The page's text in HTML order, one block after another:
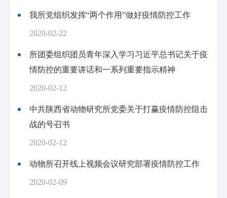
我所党组织发挥“两个作用”做好疫情防控工作
2020-02-22
所团委组织团员青年深入学习习近平总书记关于疫
情防控的重要讲话和一系列重要指示精神
2020-02-12
中共陕西省动物研究所党委关于打赢疫情防控阻击
战的号召书
2020-02-12
动物所召开线上视频会议研究部署疫情防控工作
2020-02-09